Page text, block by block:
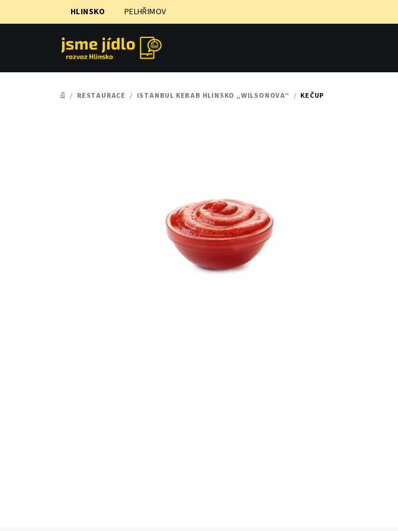
na
HLINSKO PELHŘIMOV
DOMŮ
/ RESTAURACE / ISTANBUL KEBAB HLINSKO „WILSONOVA“ / KEČUP